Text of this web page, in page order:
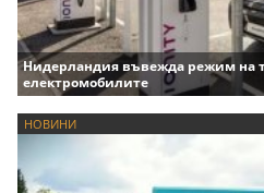
Нидерландия въвежда режим на
електромобилите
НОВИНИ